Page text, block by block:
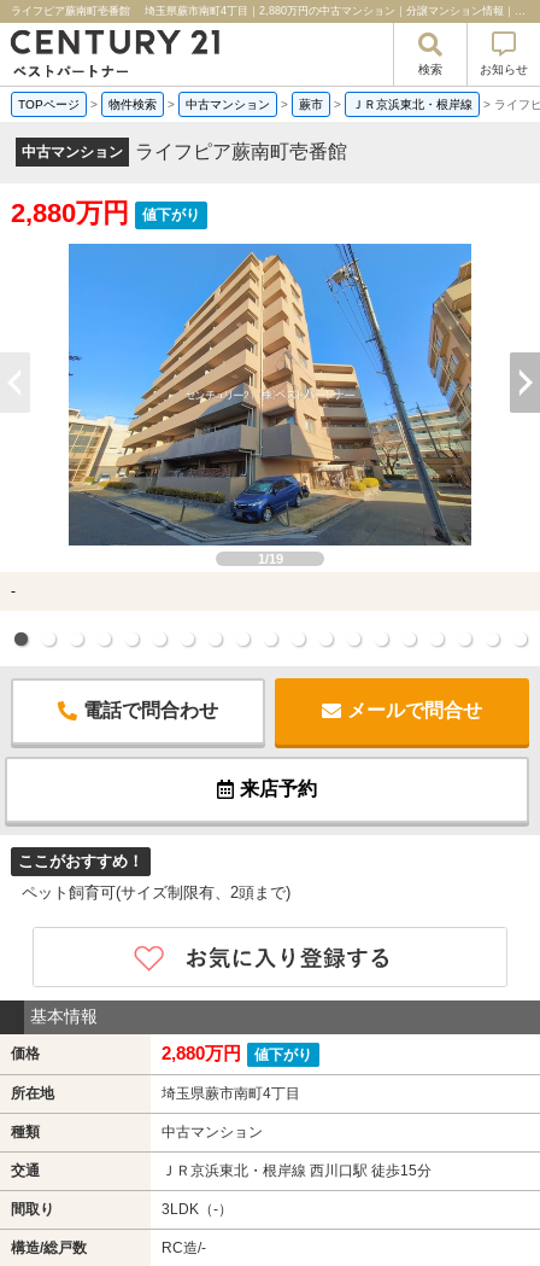
ライフピア蕨南町壱番館 埼玉県蕨市南町4丁目｜2,880万円の中古マンション｜分譲マンション情報｜センチュリー２１ベストパートナー
検索 お知らせ
TOPページ > 物件検索 > 中古マンション > 蕨市 > ＪＲ京浜東北・根岸線 > ライフ
中古マンション ライフピア蕨南町壱番館
2,880万円 値下がり
1/19
-
電話で問合わせ メールで問合せ
来店予約
ここがおすすめ！
ペット飼育可(サイズ制限有、2頭まで)
基本情報
価格 2,880万円 値下がり
所在地 埼玉県蕨市南町4丁目
種類 中古マンション
交通 ＪＲ京浜東北・根岸線 西川口駅 徒歩15分
間取り 3LDK（-）
構造/総戸数 RC造/-